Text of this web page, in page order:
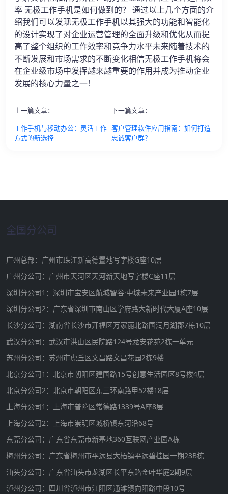
率 无极工作手机是如何做到的？ 通过以上几个方面的介
绍我们可以发现无极工作手机以其强大的功能和智能化
的设计实现了对企业运营管理的全面升级和优化从而提
高了整个组织的工作效率和竞争力水平未来随着技术的
不断发展和市场需求的不断变化相信无极工作手机将会
在企业级市场中发挥越来越重要的作用并成为推动企业
发展的核心力量之一！
上一篇文章：
工作手机与移动办公：灵活工作
方式的新选择
下一篇文章：
客户管理软件应用指南：如何打造
忠诚客户群？
全国分公司
广州总部：广州市珠江新高德置地写字楼G座10层
广州分公司：广州市天河区天河新天地写字楼C座11层
深圳分公司1：深圳市宝安区航城智谷·中城未来产业园1栋7层
深圳分公司2：广东省深圳市南山区学府路大新时代大厦A座10层
长沙分公司：湖南省长沙市开福区万家丽北路国润月湖郡7栋10层
武汉分公司：武汉市洪山区民院路124号龙安花苑2栋一单元
苏州分公司：苏州市虎丘区文昌路文昌花园2栋9楼
北京分公司1：北京市朝阳区建国路15号创意生活园区8号楼4层
北京分公司2：北京市朝阳区东三环南路甲52楼18层
上海分公司1：上海市普陀区常德路1339号A座8层
上海分公司2：上海市崇明区城桥镇东河沿68号
东莞分公司：广东省东莞市新基地360互联网产业园A栋
梅州分公司：广东省梅州市平远县大柘镇平远碧桂园一期23B栋
汕头分公司：广东省汕头市龙湖区长平东路金叶华庭2期9层
泸州分公司：四川省泸州市江阳区通滩镇向阳路中段10号